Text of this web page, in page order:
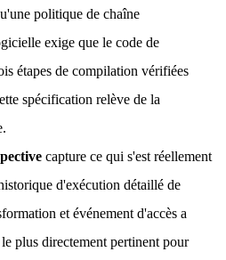
politique de chaîne
exige que le code de
étapes de compilation vérifiées
spécification relève de la
capture ce qui s'est réellement
d'exécution détaillé de
et événement d'accès a
plus directement pertinent pour